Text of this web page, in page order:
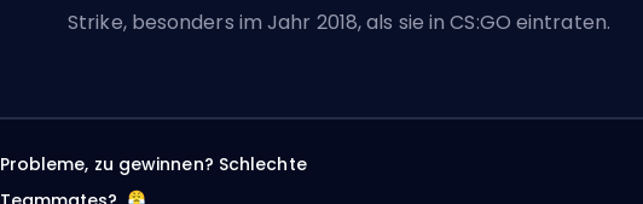
Strike, besonders im Jahr 2018, als sie in CS:GO eintraten.
Probleme, zu gewinnen? Schlechte